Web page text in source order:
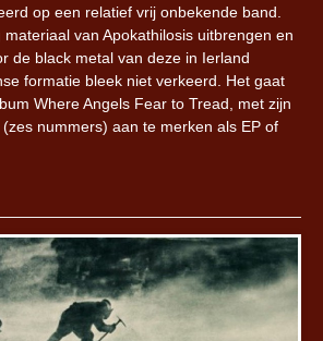
op een relatief vrij onbekende band.
van Apokathilosis uitbrengen en
de black metal van deze in Ierland
formatie bleek niet verkeerd. Het gaat
Where Angels Fear to Tread, met zijn
nummers) aan te merken als EP of